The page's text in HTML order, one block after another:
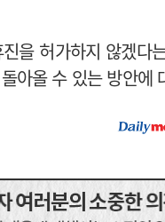
을 허가하지 않겠다
아올 수 있는 방안에